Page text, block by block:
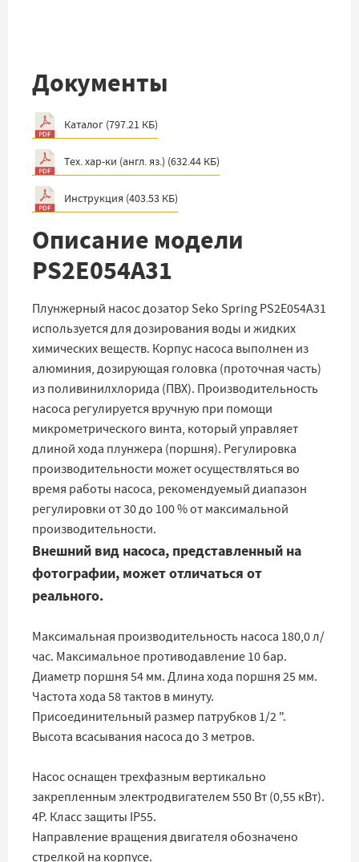
Документы
Каталог (797.21 КБ)
Тех. хар-ки (англ. яз.) (632.44 КБ)
Инструкция (403.53 КБ)
Описание модели
PS2E054A31
Плунжерный насос дозатор Seko Spring PS2E054A31
используется для дозирования воды и жидких
химических веществ. Корпус насоса выполнен из
алюминия, дозирующая головка (проточная часть)
из поливинилхлорида (ПВХ). Производительность
насоса регулируется вручную при помощи
микрометрического винта, который управляет
длиной хода плунжера (поршня). Регулировка
производительности может осуществляться во
время работы насоса, рекомендуемый диапазон
регулировки от 30 до 100 % от максимальной
производительности.
Внешний вид насоса, представленный на
фотографии, может отличаться от
реального.
Максимальная производительность насоса 180,0 л/
час. Максимальное противодавление 10 бар.
Диаметр поршня 54 мм. Длина хода поршня 25 мм.
Частота хода 58 тактов в минуту.
Присоединительный размер патрубков 1/2 ".
Высота всасывания насоса до 3 метров.
Насос оснащен трехфазным вертикально
закрепленным электродвигателем 550 Вт (0,55 кВт).
4Р. Класс защиты IP55.
Направление вращения двигателя обозначено
стрелкой на корпусе.